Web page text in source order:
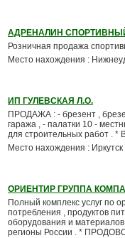
АДРЕНАЛИН
Розничная продажа
Место нахождения :
ИП ГУЛЕВСКАЯ Л.О.
ПРОДАЖА : - брезент ,
гаража , - палатки 10 -
для строительных работ . *
Место нахождения : Иркутск
ОРИЕНТИР ГРУППА
Полный комплекс услуг по
потребления , продуктов
оборудования и
регионы России . *